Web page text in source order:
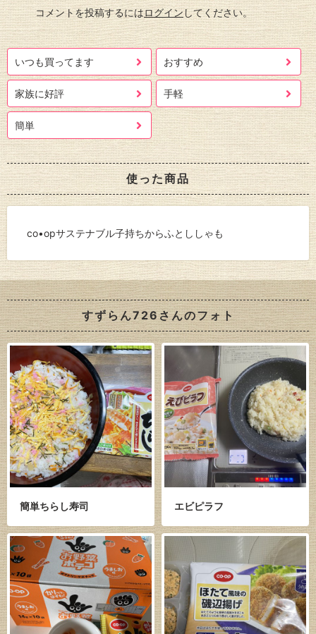
コメントを投稿するにはログイン してください。
いつも買ってます おすすめ
家族に好評 手軽
簡単
使った商品
co•opサステナブル子持ちからふとししゃも
すずらん726さんのフォト
簡単ちらし寿司 エビピラフ